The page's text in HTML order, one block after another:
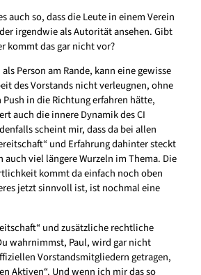
auch so, dass die Leute in einem Verein
irgendwie als Autorität ansehen. Gibt
kommt das gar nicht vor?
Person am Rande, kann eine gewisse
des Vorstands nicht verleugnen, ohne
in die Richtung erfahren hätte,
auch die innere Dynamik des CI
scheint mir, dass da bei allen
und Erfahrung dahinter steckt
viel längere Wurzeln im Thema. Die
kommt da einfach noch oben
jetzt sinnvoll ist, ist nochmal eine
und zusätzliche rechtliche
wahrnimmst, Paul, wird gar nicht
Vorstandsmitgliedern getragen,
Aktiven“. Und wenn ich mir das so